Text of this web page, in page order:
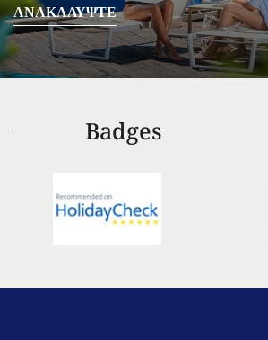
ΑΝΑΚΑΛΥΨΤΕ
Badges